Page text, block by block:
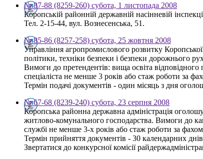
№ 87-88 (8259-260) субота, 1 листопада 2008
Коропській районній державній насінневій
Тел. 2-15-44, вул. Вознесенська, 51.
№ 85-86 (8257-258) субота, 25 жовтня 2008
Управління агропромислового розвитку
політики, техніки безпеки і безпеки дорожнього
Вимоги до претендентів: вища освіта відповідного
спеціаліста не менше 3 років або стаж роботи за
Термін подачі документів - один місяць з дня
№ 67-68 (8239-240) субота, 23 серпня 2008
Коропська районна державна адміністрація
житлово-комунального господарства. Вимоги до
службі не менше 3-х років або стаж роботи за
Термін прийняття документів - 30 календарних
Звертатися до конкурсної комісії